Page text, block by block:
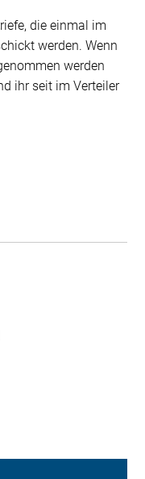
die einmal im
werden. Wenn
werden
ihr seit im Verteiler